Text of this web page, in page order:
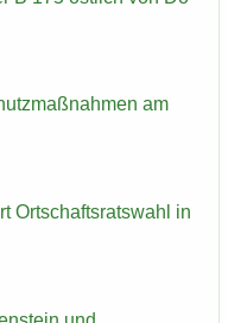
am
Ort­schafts­rats­wahl in